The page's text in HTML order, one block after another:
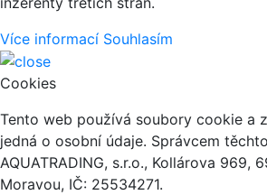
Více informací Souhlasím
Cookies
Tento web používá soubory cookie a
jedná o osobní údaje. Správcem
AQUATRADING, s.r.o., Kollárova 969,
Moravou, IČ: 25534271.